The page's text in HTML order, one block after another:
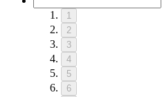
1
2
3
4
5
6